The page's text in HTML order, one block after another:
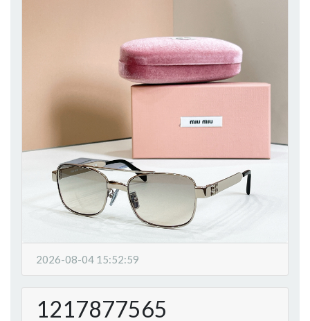
2026-08-04 15:52:59
1217877565